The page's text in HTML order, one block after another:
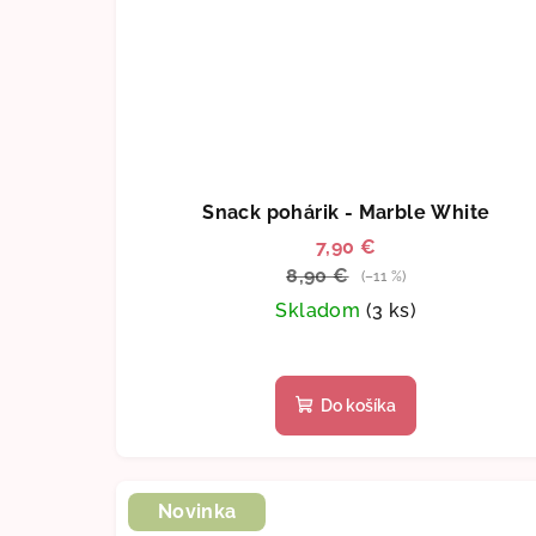
Snack pohárik - Marble White
7,90 €
8,90 €
(–11 %)
Skladom (3 ks)
Do košíka
Novinka